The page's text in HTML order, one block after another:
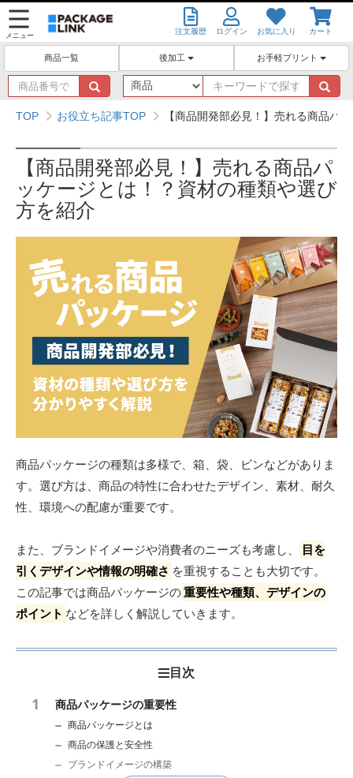
メニュー 注文履歴 ログイン お気に入り カート
商品一覧 後加工 お手軽プリント
商
品
番
で
探
す
キ
ー
ワ
ド
で
探
す
TOP お役立ち記事TOP 【商品開発部必見！】売れる商品パ
【商品開発部必見！】売れる商品パ
ッケージとは！？資材の種類や選び
方を紹介
商品パッケージの種類は多様で、箱、袋、ビンなどがありま
す。選び方は、商品の特性に合わせたデザイン、素材、耐久
性、環境への配慮が重要です。
また、ブランドイメージや消費者のニーズも考慮し、
目を
引くデザインや情報の明確さ を重視することも大切です。
この記事では商品パッケージの重要性や種類、デザインの
ポイント などを詳しく解説していきます。
目次
商品パッケージの重要性
商品パッケージとは
商品の保護と安全性
ブランドイメージの構築